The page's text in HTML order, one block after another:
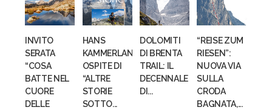
INVITO
SERATA
“COSA
BATTE NEL
CUORE
DELLE
HANS
KAMMERLANDER
OSPITE DI
“ALTRE
STORIE
SOTTO...
DOLOMITI
DI BRENTA
TRAIL: IL
DECENNALE
DI...
“REISE ZUM
RIESEN”:
NUOVA VIA
SULLA
CRODA
BAGNATA,...